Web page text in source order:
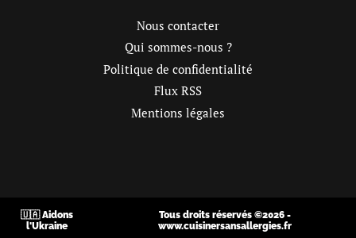
Nous contacter
Qui sommes-nous ?
Politique de confidentialité
Flux RSS
Mentions légales
🇺🇦 Aidons
l'Ukraine
Tous droits réservés ©2026 -
www.cuisinersansallergies.fr